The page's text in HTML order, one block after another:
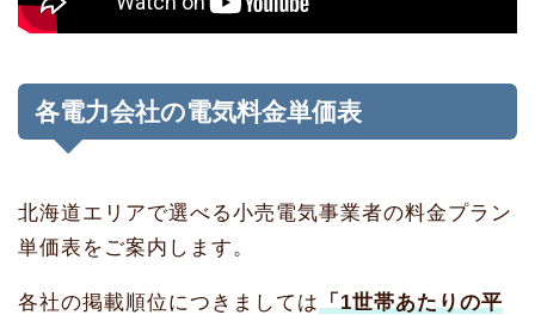
各電力会社の電気料金単価表
北海道エリアで選べる小売電気事業者の料金プラン
単価表をご案内します。
各社の掲載順位につきましては
「1世帯あたりの平